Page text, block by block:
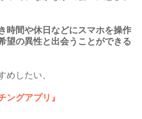
時間や休日などにスマホを操作
望の異性と出会うことができる
めしたい、
ングアプリ』